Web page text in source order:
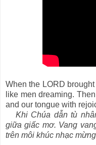
When the LORD
like men dreaming.
and our tongue with
Khi Chúa dẫn tù
giữa giấc mơ. Vang
trên môi khúc nhạc